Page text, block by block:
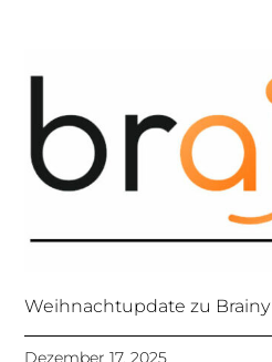
Weihnachtupdate zu Brainy
Dezember 17, 2025